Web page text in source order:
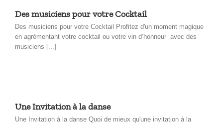
Des musiciens pour votre Cocktail
Des musiciens pour votre Cocktail Profitez d'un moment magique
en agrémentant votre cocktail ou votre vin d’honneur avec des
musiciens [...]
Une Invitation à la danse
Une Invitation à la danse Quoi de mieux qu'une invitation à la